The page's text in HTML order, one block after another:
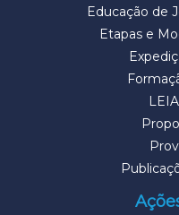
Educação de
Etapas e